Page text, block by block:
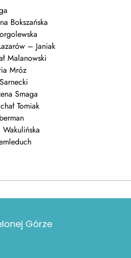
Bokszańska
– Janiak
Malanowski
Mróz
Smaga
Tomiak
Górze